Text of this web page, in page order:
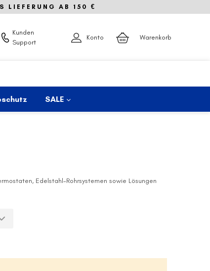
AB 150 €
Kunden
Support
Konto Warenkorb
SALE
Edelstahl-Rohrsystemen sowie Lösungen